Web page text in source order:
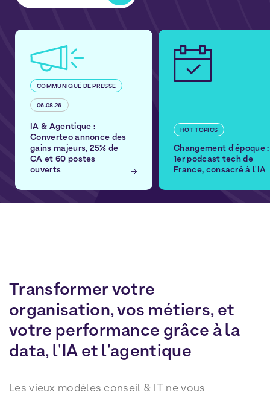
COMMUNIQUÉ DE PRESSE
06.08.26
IA & Agentique :
Converteo annonce des
gains majeurs, 25% de
CA et 60 postes
ouverts
HOT TOPICS
Changement d'époque :
1er podcast tech de
France, consacré à l'IA
Transformer votre
organisation, vos métiers, et
votre performance grâce à la
data, l'IA et l'agentique
Les vieux modèles conseil & IT ne vous